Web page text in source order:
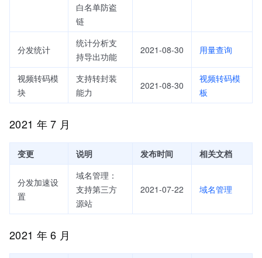
白名单防盗
链
分发统计
统计分析支
持导出功能
2021-08-30 用量查询
视频转码模
块
支持转封装
能力
2021-08-30
视频转码模
板
2021 年 7 月
变更 说明 发布时间 相关文档
分发加速设
置
域名管理：
支持第三方
源站
2021-07-22 域名管理
2021 年 6 月